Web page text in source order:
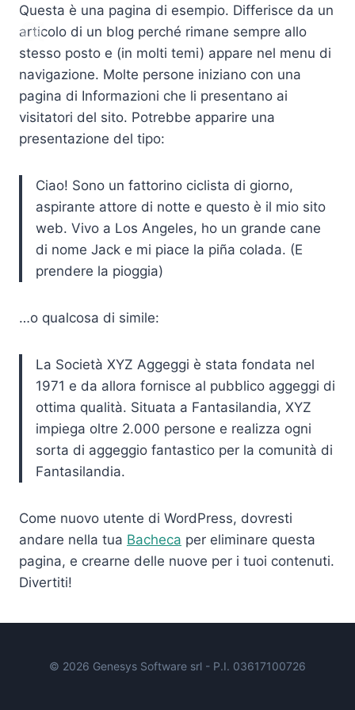
Salta
contenuto
Questa è una pagina di esempio. Differisce da un
articolo di un blog perché rimane sempre allo
stesso posto e (in molti temi) appare nel menu di
navigazione. Molte persone iniziano con una
pagina di Informazioni che li presentano ai
visitatori del sito. Potrebbe apparire una
presentazione del tipo:
Ciao! Sono un fattorino ciclista di giorno,
aspirante attore di notte e questo è il mio sito
web. Vivo a Los Angeles, ho un grande cane
di nome Jack e mi piace la piña colada. (E
prendere la pioggia)
…o qualcosa di simile:
La Società XYZ Aggeggi è stata fondata nel
1971 e da allora fornisce al pubblico aggeggi di
ottima qualità. Situata a Fantasilandia, XYZ
impiega oltre 2.000 persone e realizza ogni
sorta di aggeggio fantastico per la comunità di
Fantasilandia.
Come nuovo utente di WordPress, dovresti
andare nella tua Bacheca per eliminare questa
pagina, e crearne delle nuove per i tuoi contenuti.
Divertiti!
© 2026 Genesys Software srl - P.I. 03617100726